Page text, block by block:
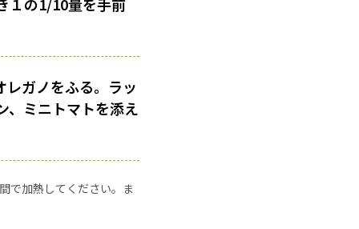
ガノをふる。ラッ
、ミニトマトを添え
で加熱してください。ま